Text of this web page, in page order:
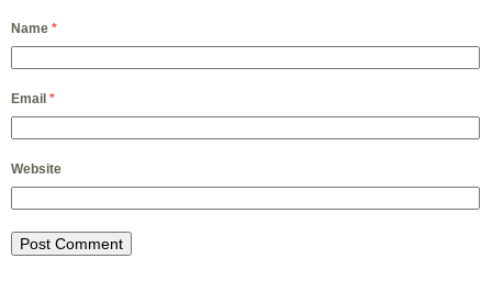
Name *
Email *
Website